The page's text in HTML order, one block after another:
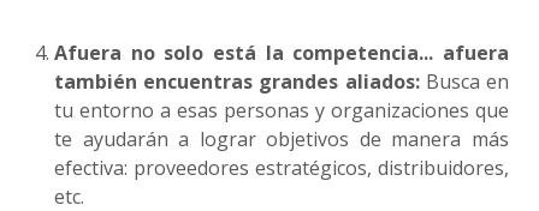
Afuera no solo está la competencia... afuera
también encuentras grandes aliados:Busca en
tu entorno a esas personas y organizaciones que
te ayudarán a lograr objetivos de manera más
efectiva: proveedores estratégicos, distribuidores,
etc.